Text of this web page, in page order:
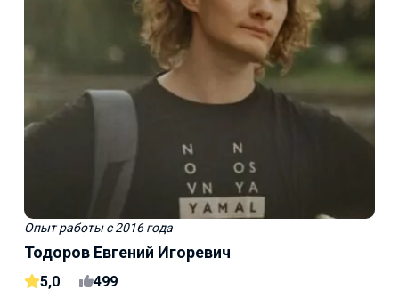
Опыт работыс 2016 года
Тодоров Евгений Игоревич
5,0 499